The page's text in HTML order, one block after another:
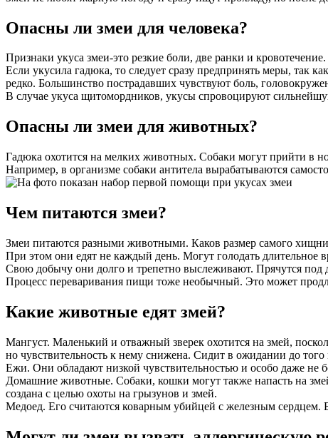
Опасны ли змеи для человека?
Признаки укуса змеи-это резкие боли, две ранки и кровотечение.
Если укусила гадюка, то следует сразу предпринять меры, так
редко. Большинство пострадавших чувствуют боль,
В случае укуса щитомордников, укусы спровоцируют
Опасны ли змеи для животных?
Гадюка охотится на мелких животных. Собаки могут прийти в
Например, в организме собаки антитела вырабатываются
Чем питаются змеи?
Змеи питаются разными животными. Каков размер самого
При этом они едят не каждый день. Могут голодать длительное
Свою добычу они долго и трепетно выслеживают. Прячутся под
Процесс переваривания пищи тоже необычный. Это может
Какие животные едят змей?
Мангуст. Маленький и отважный зверек охотится на змей,
но чувствительность к нему снижена. Сидит в ожидании до того
Ежи. Они обладают низкой чувствительностью и особо даже не
Домашние животные. Собаки, кошки могут также напасть на
создана с целью охоты на грызунов и змей.
Медоед. Его считаются коварным убийцей с железным сердцем.